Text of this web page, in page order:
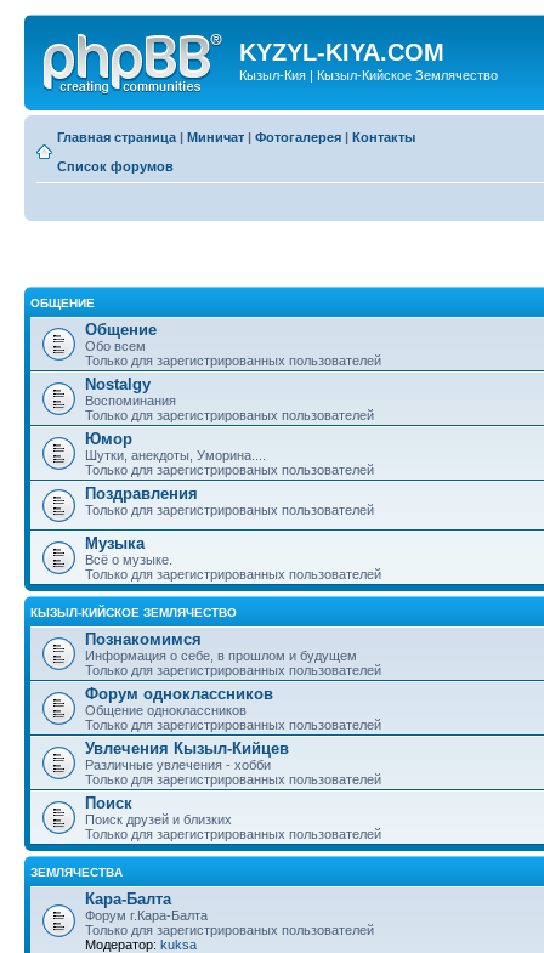
KYZYL-KIYA.COM
Кызыл-Кия | Кызыл-Кийское Землячество
Главная страница | Миничат | Фотогалерея | Контакты
Список форумов
ОБЩЕНИЕ
Общение
Обо всем
Только для зарегистрированных пользователей
Nostalgy
Воспоминания
Только для зарегистрированых пользователей
Юмор
Шутки, анекдоты, Уморина....
Только для зарегистрированых пользователей
Поздравления
Только для зарегистрированых пользователей
Музыка
Всё о музыке.
Только для зарегистрированных пользователей
КЫЗЫЛ-КИЙСКОЕ ЗЕМЛЯЧЕСТВО
Познакомимся
Информация о себе, в прошлом и будущем
Только для зарегистрированных пользователей
Форум одноклассников
Общение одноклассников
Только для зарегистрированных пользователей
Увлечения Кызыл-Кийцев
Различные увлечения - хобби
Только для зарегистрированных пользователей
Поиск
Поиск друзей и близких
Только для зарегистрированных пользователей
ЗЕМЛЯЧЕСТВА
Кара-Балта
Форум г.Кара-Балта
Только для зарегистрированых пользователей
Модератор: kuksa